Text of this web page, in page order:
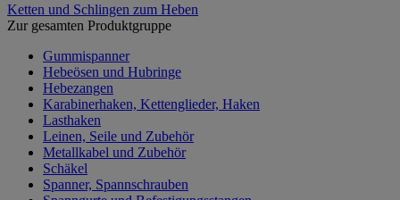
Ketten und Schlingen zum Heben
Zur gesamten Produktgruppe
Gummispanner
Hebeösen und Hubringe
Hebezangen
Karabinerhaken, Kettenglieder, Haken
Lasthaken
Leinen, Seile und Zubehör
Metallkabel und Zubehör
Schäkel
Spanner, Spannschrauben